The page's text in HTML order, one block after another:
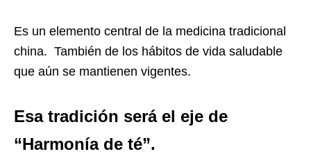
Es un elemento central de la medicina tradicional
china. También de los hábitos de vida saludable
que aún se mantienen vigentes.
Esa tradición será el eje de
“Harmonía de té”.